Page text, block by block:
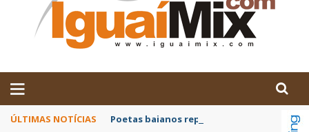
ÚLTIMAS NOTÍCIAS Poetas baianos representam o Brasil no